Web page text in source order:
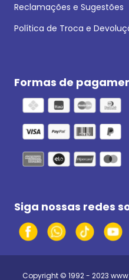
Reclamações e Sugestões
Política de Troca e
Formas de
Siga nossas redes
Copyright © 1992 - 2023